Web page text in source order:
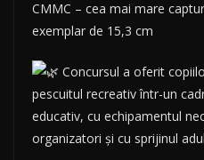
CMMC – cea mai mare
exemplar de 15,3 cm
Concursul a oferit
pescuitul recreativ într-un
educativ, cu echipamentul
organizatori și cu sprijinul